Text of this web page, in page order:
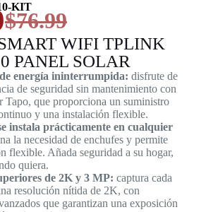
KIT
$76.99
WIFI TPLINK
PANEL SOLAR
energía ininterrumpida: disfrute de
de seguridad sin mantenimiento con
Tapo, que proporciona un suministro
y una instalación flexible.
instala prácticamente en cualquier
la necesidad de enchufes y permite
flexible. Añada seguridad a su hogar,
quiera.
de 2K y 3 MP: captura cada
resolución nítida de 2K, con
que garantizan una exposición